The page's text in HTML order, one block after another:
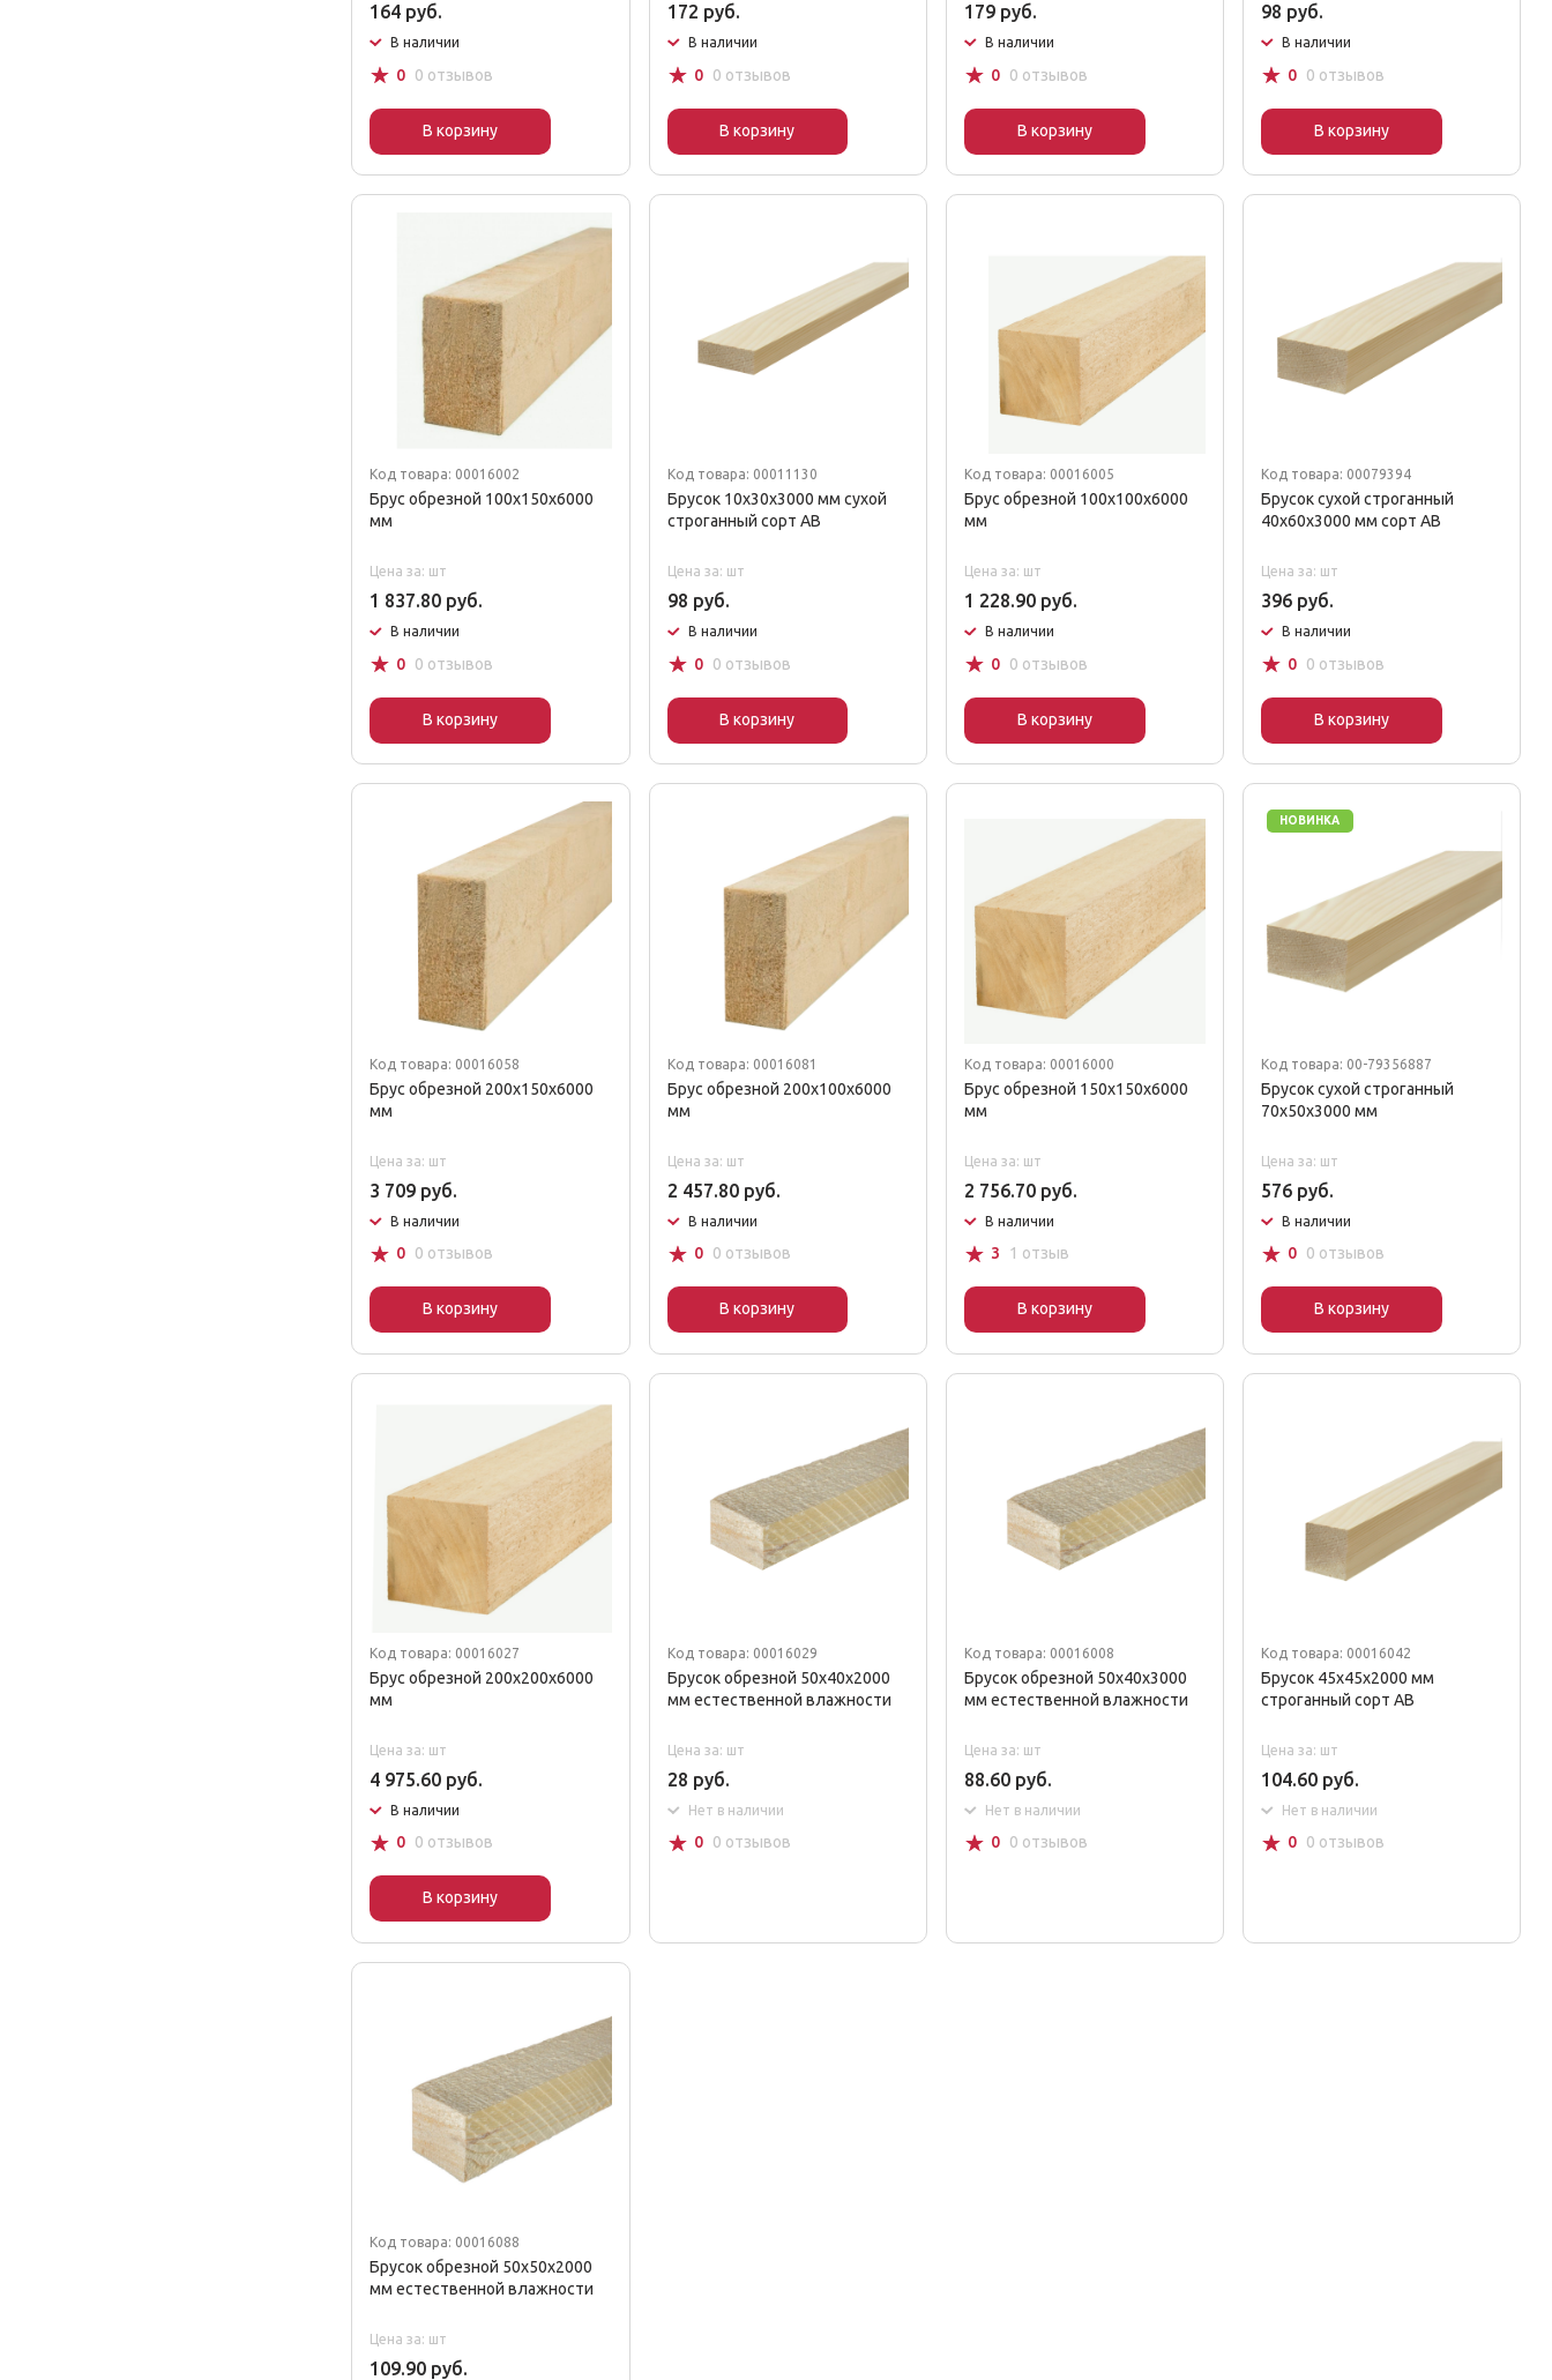
164 руб.
В наличии
☆ 0 0 отзывов
В корзину
172 руб.
В наличии
☆ 0 0 отзывов
В корзину
179 руб.
В наличии
☆ 0 0 отзывов
В корзину
98 руб.
В наличии
☆ 0 0 отзывов
В корзину
Код товара: 00016002
Брус обрезной 100x150x6000
мм
Цена за: шт
1 837.80 руб.
В наличии
☆ 0 0 отзывов
В корзину
Код товара: 00011130
Брусок 10x30x3000 мм сухой
строганный сорт AB
Цена за: шт
98 руб.
В наличии
☆ 0 0 отзывов
В корзину
Код товара: 00016005
Брус обрезной 100x100x6000
мм
Цена за: шт
1 228.90 руб.
В наличии
☆ 0 0 отзывов
В корзину
Код товара: 00079394
Брусок сухой строганный
40x60x3000 мм сорт AB
Цена за: шт
396 руб.
В наличии
☆ 0 0 отзывов
В корзину
Код товара: 00016058
Брус обрезной 200x150x6000
мм
Цена за: шт
3 709 руб.
В наличии
☆ 0 0 отзывов
В корзину
Код товара: 00016081
Брус обрезной 200x100x6000
мм
Цена за: шт
2 457.80 руб.
В наличии
☆ 0 0 отзывов
В корзину
Код товара: 00016000
Брус обрезной 150x150x6000
мм
Цена за: шт
2 756.70 руб.
В наличии
☆ 3 1 отзыв
В корзину
Код товара: 00-79356887
Брусок сухой строганный
70х50х3000 мм
Цена за: шт
576 руб.
В наличии
☆ 0 0 отзывов
В корзину
НОВИНКА
Код товара: 00016027
Брус обрезной 200x200x6000
мм
Цена за: шт
4 975.60 руб.
В наличии
☆ 0 0 отзывов
В корзину
Код товара: 00016029
Брусок обрезной 50x40x2000
мм естественной влажности
Цена за: шт
28 руб.
Нет в наличии
☆ 0 0 отзывов
Код товара: 00016008
Брусок обрезной 50x40x3000
мм естественной влажности
Цена за: шт
88.60 руб.
Нет в наличии
☆ 0 0 отзывов
Код товара: 00016042
Брусок 45x45x2000 мм
строганный сорт AB
Цена за: шт
104.60 руб.
Нет в наличии
☆ 0 0 отзывов
Код товара: 00016088
Брусок обрезной 50x50x2000
мм естественной влажности
Цена за: шт
109.90 руб.